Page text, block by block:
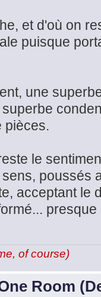
et d'où on
puisque
une
pièces.
le
poussés
acceptant le
of course)
Room